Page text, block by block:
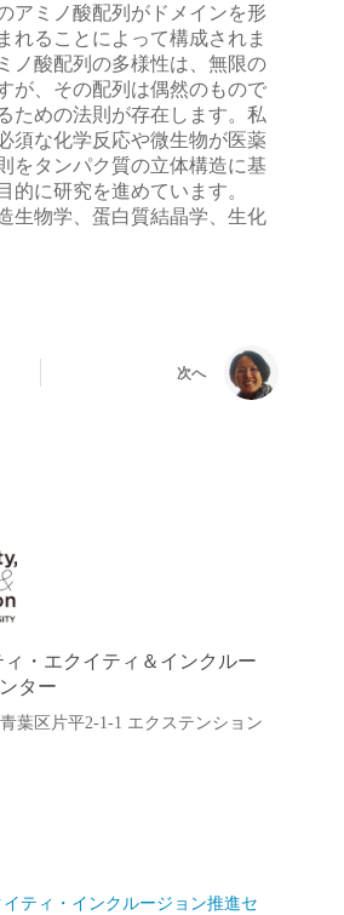
アミノ酸配列がドメインを形
れることによって構成されま
ノ酸配列の多様性は、無限の
が、その配列は偶然のもので
ための法則が存在します。私
須な化学反応や微生物が医薬
をタンパク質の立体構造に基
的に研究を進めています。
生物学、蛋白質結晶学、生化
次へ
・エクイティ＆インクルー
ター
葉区片平2-1-1 エクステンション
ティ・インクルージョン推進セ